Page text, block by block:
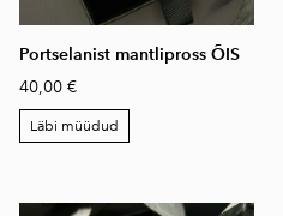
Portselanist mantlipross ÕIS
40,00 €
Läbi müüdud